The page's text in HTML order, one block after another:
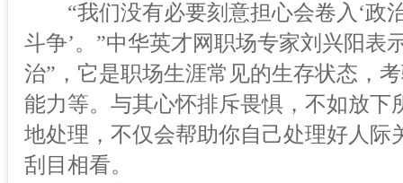
“我们没有必要刻意担心会卷入‘政
斗争’。”中华英才网职场专家刘兴阳表
治”，它是职场生涯常见的生存状态，
能力等。与其心怀排斥畏惧，不如放
地处理，不仅会帮助你自己处理好人
刮目相看。